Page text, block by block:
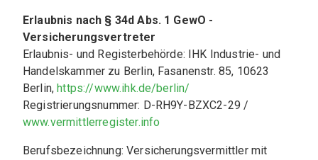
Erlaubnis nach § 34d Abs. 1 GewO -
Versicherungsvertreter
Erlaubnis- und Registerbehörde: IHK Industrie- und
Handelskammer zu Berlin, Fasanenstr. 85, 10623
Berlin, https://www.ihk.de/berlin/
www.vermittlerregister.info
Berufsbezeichnung: Versicherungsvermittler mit